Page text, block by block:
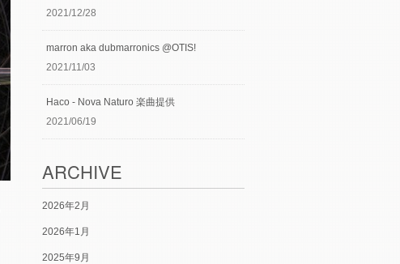
2021/12/28
marron aka dubmarronics @OTIS!
2021/11/03
Haco - Nova Naturo 楽曲提供
2021/06/19
ARCHIVE
2026年2月
2026年1月
2025年9月